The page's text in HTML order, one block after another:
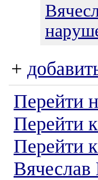
+
Перейти
Перейти
Перейти
Вячеслав